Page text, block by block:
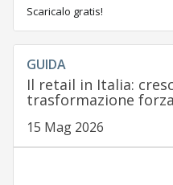
Scaricalo gratis!
GUIDA
Il retail in Italia:
trasformazione
15 Mag 2026